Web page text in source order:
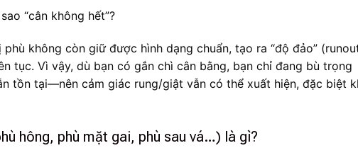
không còn giữ được hình dạng chuẩn, tạo ra “độ đảo”
tục. Vì vậy, dù bạn có gắn chì cân bằng, bạn chỉ đang bù trọng
tồn tại—nên cảm giác rung/giật vẫn có thể xuất hiện, đặc biệt
hông, phù mặt gai, phù sau vá…) là gì?